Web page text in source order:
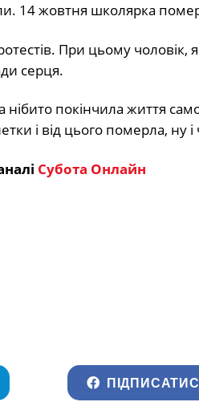
14 жовтня школярка
При цьому чоловік,
серця.
покінчила життя
і від цього померла, ну і
Субота Онлайн